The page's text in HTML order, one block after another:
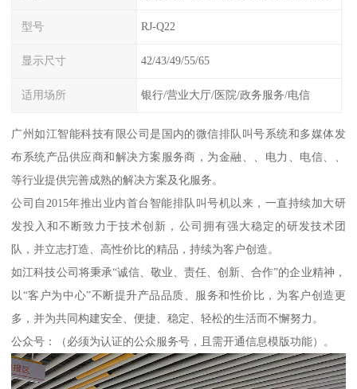
型号 RJ-Q22
显示尺寸 42/43/49/55/65
适用场所 银行/营业大厅/医院/政务服务/电信
广州如江智能科技有限公司是国内的微信排队叫号系统和多媒体发
布系统产品供应商和解决方案服务商，为金融、、电力、电信、、
等行业提供完善成熟的解决方案及化服务。
公司自2015年推出业内首台智能排队叫号机以来，一直持续加大研
发投入和不断致力于技术创新，公司拥有强大稳定的研发技术团
队，并立志打造、高性价比的精品，持续为客户创造。
如江科技公司将秉承“诚信、敬业、责任、创新、合作”的企业精神，
以“客户为中心”不断提升产品品质、服务和性价比，为客户创造更
多，并为共同构建安全、便捷、稳定、轻松的生活而不懈努力。
公众号：（必须为认证的公众服务号，且需开通信息模版功能）。